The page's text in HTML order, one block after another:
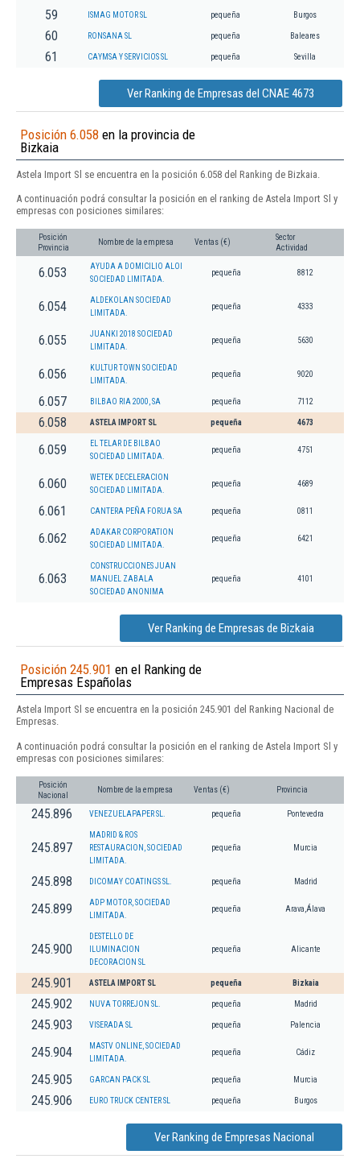
59 ISMAG MOTOR SL pequeña Burgos
60 RONSANA SL pequeña Baleares
61 CAYMSA Y SERVICIOS SL pequeña Sevilla
Ver Ranking de Empresas del CNAE 4673
Posición 6.058 en la provincia de
Bizkaia
Astela Import Sl se encuentra en la posición 6.058 del Ranking de Bizkaia.
A continuación podrá consultar la posición en el ranking de Astela Import Sl y
empresas con posiciones similares:
Posición
Provincia
Nombre de la empresa Ventas (€)
Sector
Actividad
6.053
AYUDA A DOMICILIO ALOI
SOCIEDAD LIMITADA.
pequeña 8812
6.054
ALDEKOLAN SOCIEDAD
LIMITADA.
pequeña 4333
6.055
JUANKI 2018 SOCIEDAD
LIMITADA.
pequeña 5630
6.056
KULTUR TOWN SOCIEDAD
LIMITADA.
pequeña 9020
6.057 BILBAO RIA 2000, SA pequeña 7112
6.058 ASTELA IMPORT SL pequeña 4673
6.059
EL TELAR DE BILBAO
SOCIEDAD LIMITADA.
pequeña 4751
6.060
WETEK DECELERACION
SOCIEDAD LIMITADA.
pequeña 4689
6.061 CANTERA PEÑA FORUA SA pequeña 0811
6.062
ADAKAR CORPORATION
SOCIEDAD LIMITADA.
pequeña 6421
6.063
CONSTRUCCIONES JUAN
MANUEL ZABALA
SOCIEDAD ANONIMA
pequeña 4101
Ver Ranking de Empresas de Bizkaia
Posición 245.901 en el Ranking de
Empresas Españolas
Astela Import Sl se encuentra en la posición 245.901 del Ranking Nacional de
Empresas.
A continuación podrá consultar la posición en el ranking de Astela Import Sl y
empresas con posiciones similares:
Posición
Nacional
Nombre de la empresa Ventas (€) Provincia
245.896 VENEZUELAPAPER SL. pequeña Pontevedra
245.897
MADRID & ROS
RESTAURACION, SOCIEDAD
LIMITADA.
pequeña Murcia
245.898 DICOMAY COATINGS SL. pequeña Madrid
245.899
ADP MOTOR, SOCIEDAD
LIMITADA.
pequeña Arava,Álava
245.900
DESTELLO DE
ILUMINACION
DECORACION SL
pequeña Alicante
245.901 ASTELA IMPORT SL pequeña Bizkaia
245.902 NUVA TORREJON SL. pequeña Madrid
245.903 VISERADA SL pequeña Palencia
245.904
MASTV ONLINE, SOCIEDAD
LIMITADA.
pequeña Cádiz
245.905 GARCAN PACK SL pequeña Murcia
245.906 EURO TRUCK CENTER SL pequeña Burgos
Ver Ranking de Empresas Nacional